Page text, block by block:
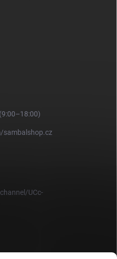
sambalshop.cz
UCc-